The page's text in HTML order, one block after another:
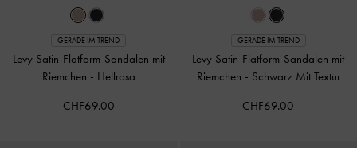
GERADE IM TREND
Levy Satin-Flatform-Sandalen mit
Riemchen - Hellrosa
CHF69.00
GERADE IM TREND
Levy Satin-Flatform-Sandalen mit
Riemchen - Schwarz Mit Textur
CHF69.00